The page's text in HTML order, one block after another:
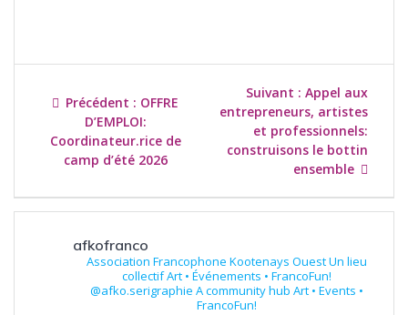
Précédent : OFFRE
D’EMPLOI:
Coordinateur.rice de
camp d’été 2026
Suivant : Appel aux
entrepreneurs, artistes
et professionnels:
construisons le bottin
ensemble
afkofranco
Association Francophone Kootenays OuestUn lieu
collectifArt • Événements • FrancoFun!
@afko.serigraphie A community hub Art • Events •
FrancoFun!